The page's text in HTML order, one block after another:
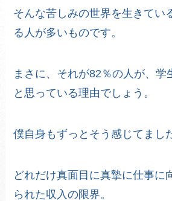
そんな苦しみの世界を生きてい
る人が多いものです。
まさに、それが82％の人が、学
と思っている理由でしょう。
僕自身もずっとそう感じてまし
どれだけ真面目に真摯に仕事に
られた収入の限界。